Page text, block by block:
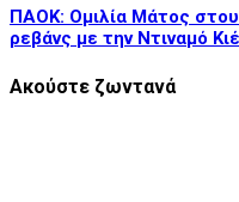
ΠΑΟΚ: Ομιλία Μάτος
ρεβάνς με την Ντιναμό
Ακούστε ζωντανά